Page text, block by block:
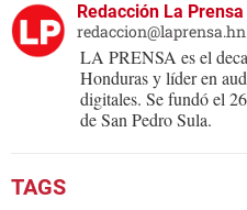
Redacción La Prensa
redaccion@laprensa.hn
LA PRENSA es el
Honduras y líder en
digitales. Se fundó el
de San Pedro Sula.